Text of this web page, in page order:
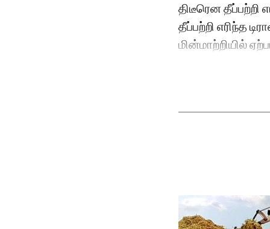
திடீரென தீப்பற்றி
தீப்பற்றி எரிந்த
மின்மாற்றியில்